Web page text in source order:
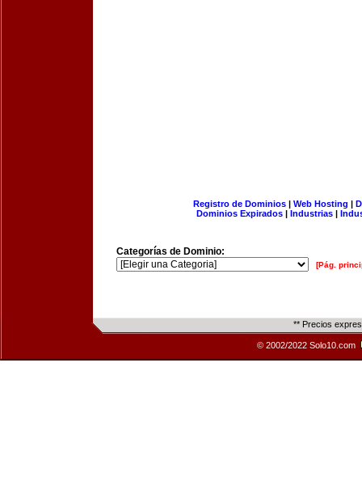
Registro de Dominios| Web Hosting |
Dominios Expirados | Industrias |
Categorías de Dominio:
[Pág.
** Precios
© 2002/2022 Solo10.com